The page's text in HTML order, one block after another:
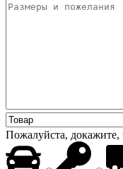
Пожалуйста, докажите,